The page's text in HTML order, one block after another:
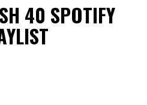
40 SPOTIFY